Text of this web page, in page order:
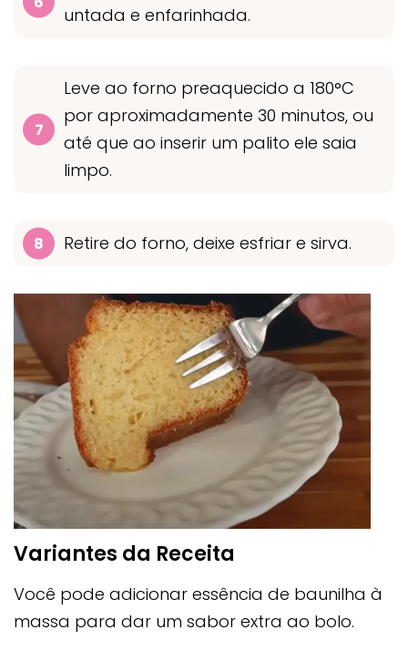
untada e enfarinhada.
Leve ao forno preaquecido a 180°C
por aproximadamente 30 minutos, ou
até que ao inserir um palito ele saia
limpo.
Retire do forno, deixe esfriar e sirva.
Variantes da Receita
Você pode adicionar essência de baunilha à
massa para dar um sabor extra ao bolo.